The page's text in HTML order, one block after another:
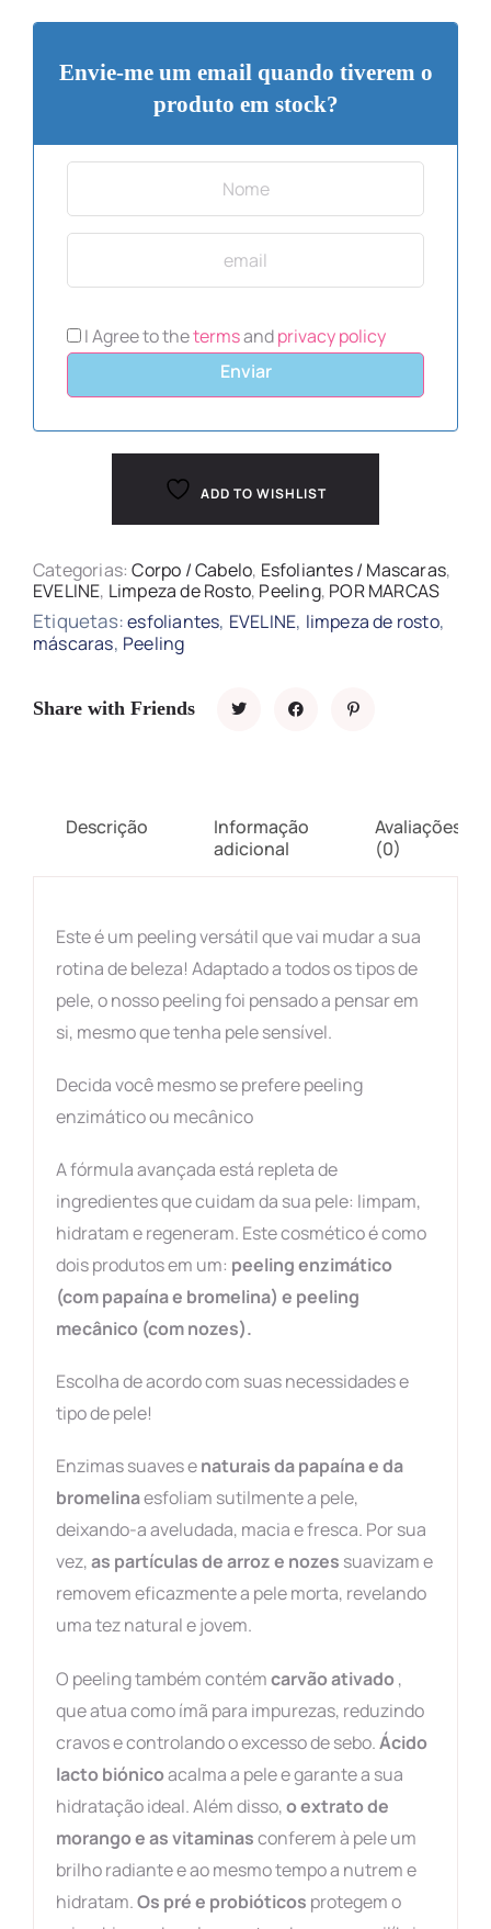
Envie-me um email quando tiverem o
produto em stock?
I Agree to thetermsandprivacy policy
Enviar
ADD TO WISHLIST
Categorias:Corpo / Cabelo, Esfoliantes / Mascaras,
EVELINE, Limpeza de Rosto, Peeling, POR MARCAS
Etiquetas:esfoliantes, EVELINE, limpeza de rosto,
máscaras, Peeling
Share with Friends
Descrição
Informação
adicional
Avaliações
(0)
Este é um peeling versátil que vai mudar a sua
rotina de beleza! Adaptado a todos os tipos de
pele, o nosso peeling foi pensado a pensar em
si, mesmo que tenha pele sensível.
Decida você mesmo se prefere peeling
enzimático ou mecânico
A fórmula avançada está repleta de
ingredientes que cuidam da sua pele: limpam,
hidratam e regeneram. Este cosmético é como
dois produtos em um: peeling enzimático
(com papaína e bromelina) e peeling
mecânico (com nozes).
Escolha de acordo com suas necessidades e
tipo de pele!
Enzimas suaves enaturais da papaína e da
bromelinaesfoliam sutilmente a pele,
deixando-a aveludada, macia e fresca. Por sua
vez,as partículas de arroz e nozes suavizam e
removem eficazmente a pele morta, revelando
uma tez natural e jovem.
O peeling também contémcarvão ativado,
que atua como ímã para impurezas, reduzindo
cravos e controlando o excesso de sebo.Ácido
lacto biónicoacalma a pele e garante a sua
hidratação ideal. Além disso,o extrato de
morango e as vitaminasconferem à pele um
brilho radiante e ao mesmo tempo a nutrem e
hidratam.Os pré e probióticos protegem o